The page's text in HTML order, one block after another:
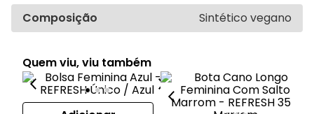
Composição Sintético vegano
Quem viu, viu também